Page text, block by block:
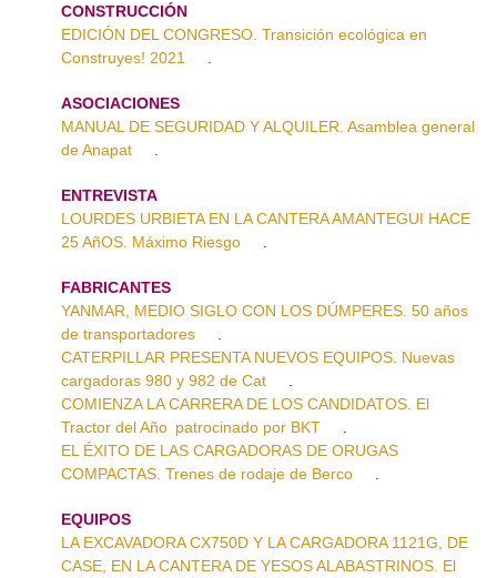
CONSTRUCCIÓN
EDICIÓN DEL CONGRESO. Transición ecológica en
Construyes! 2021
ASOCIACIONES
MANUAL DE SEGURIDAD Y ALQUILER. Asamblea general
de Anapat
ENTREVISTA
LOURDES URBIETA EN LA CANTERA AMANTEGUI HACE
25 AñOS. Máximo Riesgo
FABRICANTES
YANMAR, MEDIO SIGLO CON LOS DÚMPERES. 50 años
de transportadores
CATERPILLAR PRESENTA NUEVOS EQUIPOS. Nuevas
cargadoras 980 y 982 de Cat
COMIENZA LA CARRERA DE LOS CANDIDATOS. El
Tractor del Año patrocinado por BKT
EL ÉXITO DE LAS CARGADORAS DE ORUGAS
COMPACTAS. Trenes de rodaje de Berco
EQUIPOS
LA EXCAVADORA CX750D Y LA CARGADORA 1121G, DE
CASE, EN LA CANTERA DE YESOS ALABASTRINOS. El